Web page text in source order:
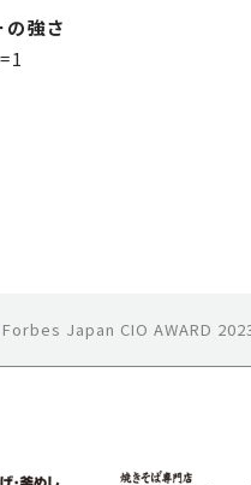
強さ
Forbes Japan CIO AWARD